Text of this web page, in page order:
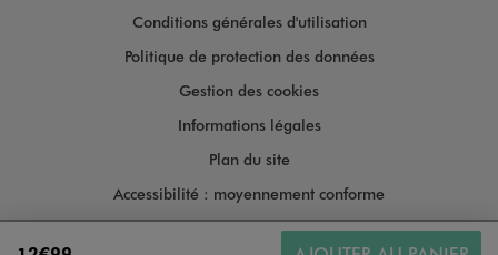
Conditions générales d'utilisation
Politique de protection des données
Gestion des cookies
Informations légales
Plan du site
Accessibilité : moyennement conforme